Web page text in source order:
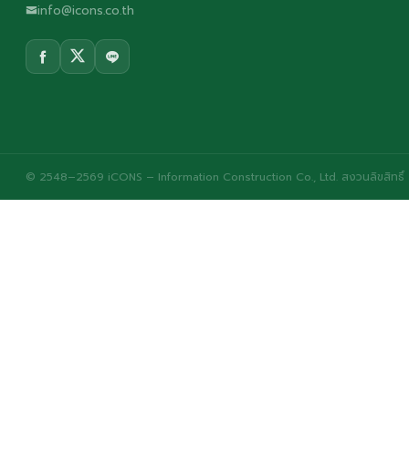
info@icons.co.th
© 2548–2569 iCONS – Information Construction Co., Ltd. สงวนลิขสิทธิ์